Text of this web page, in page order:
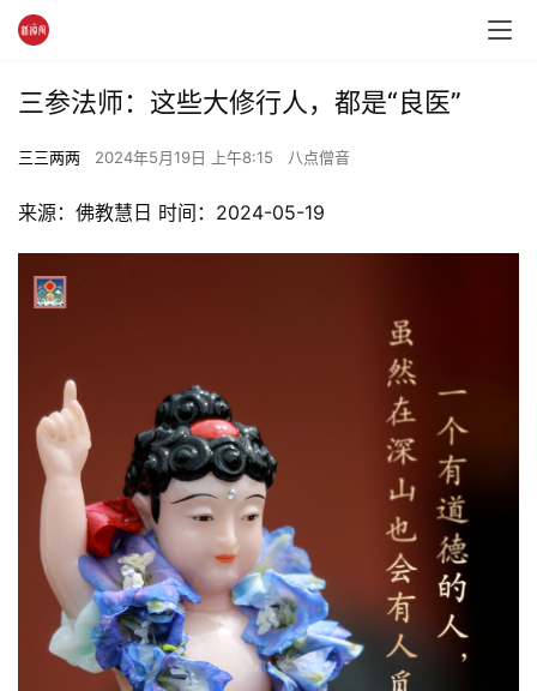
三参法师：这些大修行人，都是“良医”
三三两两 2024年5月19日 上午8:15 八点僧音
来源：佛教慧日 时间：2024-05-19